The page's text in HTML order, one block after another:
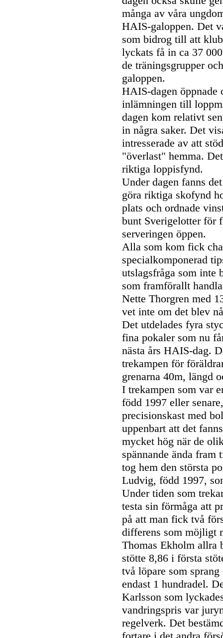
många av våra
HAIS-galoppen. Det
som bidrog till att
lyckats få in ca 37
de träningsgrupper
galoppen.
HAIS-dagen
inlämningen till
dagen kom relativt
in några saker. Det
intresserade av att
"överlast" hemma.
riktiga loppisfynd.
Under dagen fanns
göra riktiga skofynd
plats och ordnade
bunt Sverigelotter för
serveringen öppen.
Alla som kom fick
specialkomponerad
utslagsfråga som inte
som framförallt
Nette Thorgren med
vet inte om det blev
Det utdelades fyra
fina pokaler som nu
nästa års HAIS-dag.
trekampen för
grenarna 40m, längd
I trekampen som var
född 1997 eller
precisionskast med
uppenbart att det
mycket hög när de
spännande ända fram
tog hem den största
Ludvig, född 1997,
Under tiden som
testa sin förmåga att
på att man fick två
differens som möjligt
Thomas Ekholm allra
stötte 8,86 i första
två löpare som
endast 1 hundradel.
Karlsson som
vandringspris var
regelverk. Det